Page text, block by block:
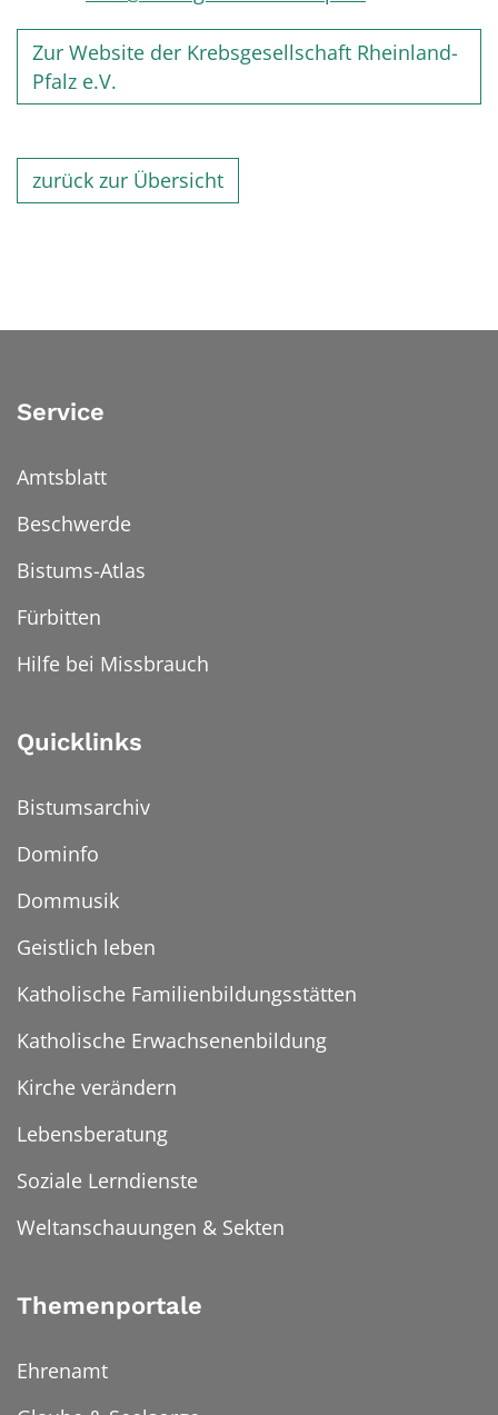
Zur Website der Krebsgesellschaft Rheinland-
Pfalz e.V.
zurück zur Übersicht
Service
Amtsblatt
Beschwerde
Bistums-Atlas
Fürbitten
Hilfe bei Missbrauch
Quicklinks
Bistumsarchiv
Dominfo
Dommusik
Geistlich leben
Katholische Familienbildungsstätten
Katholische Erwachsenenbildung
Kirche verändern
Lebensberatung
Soziale Lerndienste
Weltanschauungen & Sekten
Themenportale
Ehrenamt